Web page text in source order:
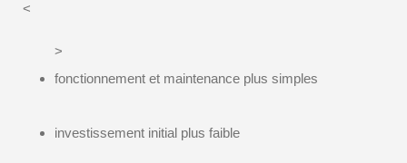
<
>
fonctionnement et maintenance plus simples
investissement initial plus faible